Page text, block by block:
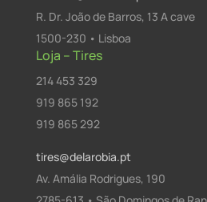
R. Dr. João de Barros, 13 A cave
1500-230 • Lisboa
Loja – Tires
214 453 329
919 865 192
919 865 292
tires@delarobia.pt
Av. Amália Rodrigues, 190